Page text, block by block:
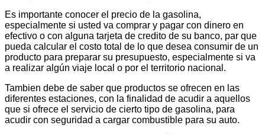
Es importante conocer el precio de la gasolina,
especialmente si usted va comprar y pagar con dinero en
efectivo o con alguna tarjeta de credito de su banco, par que
pueda calcular el costo total de lo que desea consumir de un
producto para preparar su presupuesto, especialmente si va
a realizar algún viaje local o por el territorio nacional.
Tambien debe de saber que productos se ofrecen en las
diferentes estaciones, con la finalidad de acudir a aquellos
que si ofrece el servicio de cierto tipo de gasolina, para
acudir con seguridad a cargar combustible para su auto.